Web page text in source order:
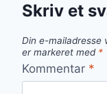
Skriv et
Din e-mailadresse
er markeret med *
Kommentar *